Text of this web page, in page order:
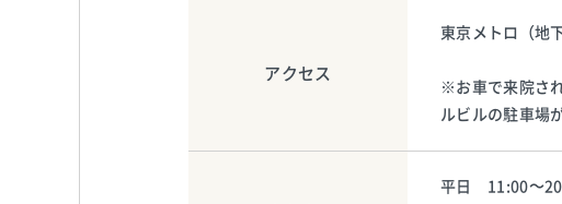
アクセス
東京メトロ（地
※お車で来院さ
ルビルの駐車場
平日 11:00～